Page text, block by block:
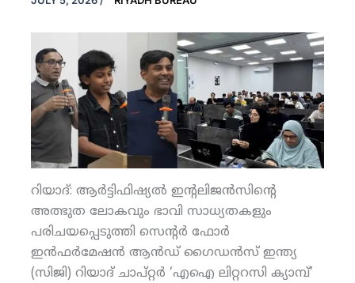
റിയാദ്: ആര്‍ട്ടിഫിഷ്യല്‍ ഇന്റലിജന്‍സിന്റെ
അത്ഭുത ലോകവും ഭാവി സാധ്യതകളും
പരിചയപ്പെടുത്തി സെന്റര്‍ ഫോര്‍
ഇന്‍ഫര്‍മേഷന്‍ ആന്‍ഡ് ഗൈഡന്‍സ് ഇന്ത്യ
(സിജി) റിയാദ് ചാപ്റ്റര്‍ ‘എഐ ലിറ്ററസി ക്യാമ്പ്’